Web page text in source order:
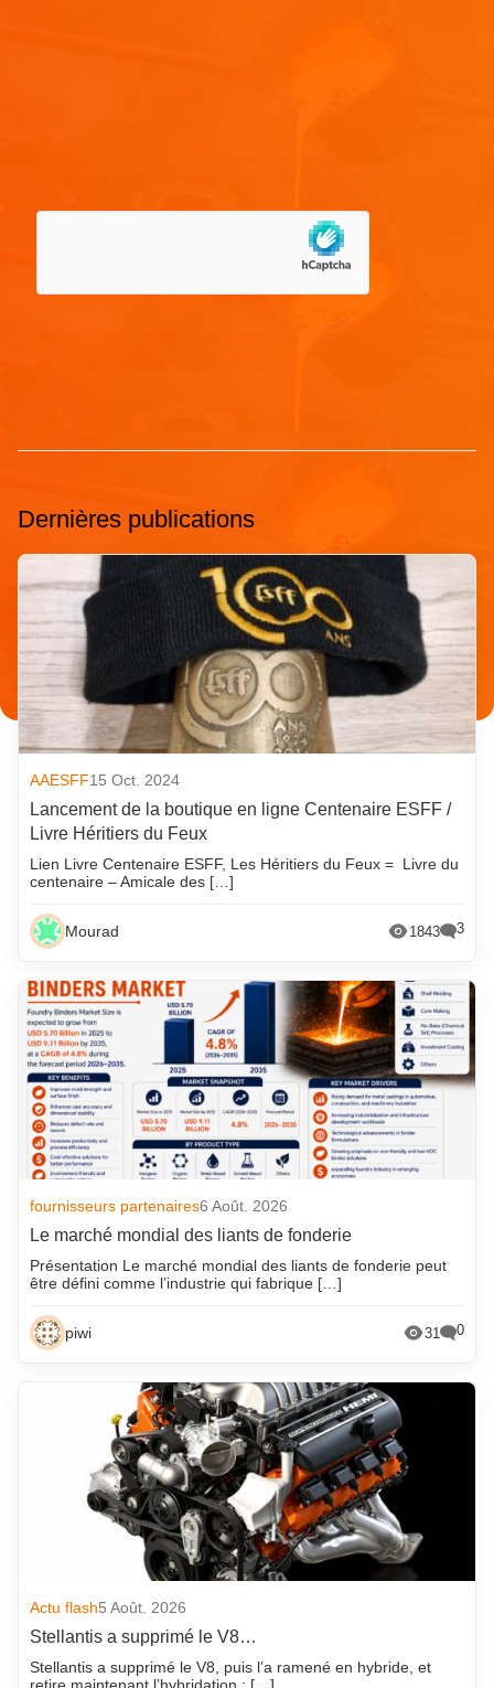
Dernières publications
AAESFF15 Oct. 2024
Lancement de la boutique en ligne Centenaire ESFF /
Livre Héritiers du Feux
Lien Livre Centenaire ESFF, Les Héritiers du Feux = Livre du
centenaire – Amicale des […]
Mourad 1843 3
fournisseurs partenaires6 Août. 2026
Le marché mondial des liants de fonderie
Présentation Le marché mondial des liants de fonderie peut
être défini comme l’industrie qui fabrique […]
piwi 31 0
Actu flash5 Août. 2026
Stellantis a supprimé le V8…
Stellantis a supprimé le V8, puis l’a ramené en hybride, et